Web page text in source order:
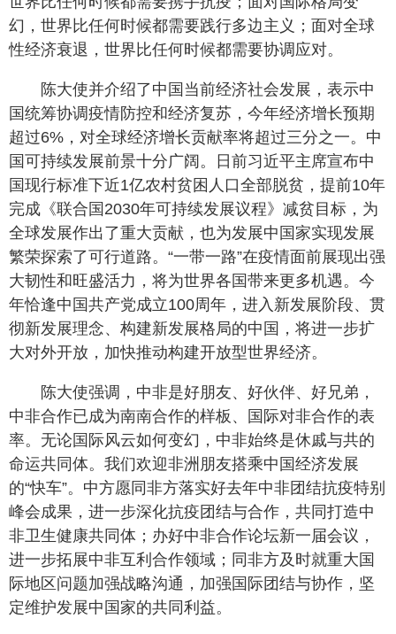
幻，世界比任何时候都需要践行多边主义；面对全球
性经济衰退，世界比任何时候都需要协调应对。
陈大使并介绍了中国当前经济社会发展，表示中
国统筹协调疫情防控和经济复苏，今年经济增长预期
超过6%，对全球经济增长贡献率将超过三分之一。中
国可持续发展前景十分广阔。日前习近平主席宣布中
国现行标准下近1亿农村贫困人口全部脱贫，提前10年
完成《联合国2030年可持续发展议程》减贫目标，为
全球发展作出了重大贡献，也为发展中国家实现发展
繁荣探索了可行道路。“一带一路”在疫情面前展现出强
大韧性和旺盛活力，将为世界各国带来更多机遇。今
年恰逢中国共产党成立100周年，进入新发展阶段、贯
彻新发展理念、构建新发展格局的中国，将进一步扩
大对外开放，加快推动构建开放型世界经济。
陈大使强调，中非是好朋友、好伙伴、好兄弟，
中非合作已成为南南合作的样板、国际对非合作的表
率。无论国际风云如何变幻，中非始终是休戚与共的
命运共同体。我们欢迎非洲朋友搭乘中国经济发展
的“快车”。中方愿同非方落实好去年中非团结抗疫特别
峰会成果，进一步深化抗疫团结与合作，共同打造中
非卫生健康共同体；办好中非合作论坛新一届会议，
进一步拓展中非互利合作领域；同非方及时就重大国
际地区问题加强战略沟通，加强国际团结与协作，坚
定维护发展中国家的共同利益。